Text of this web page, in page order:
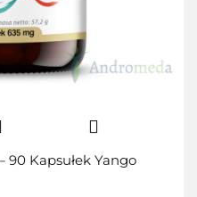
90 Kapsułek Yango